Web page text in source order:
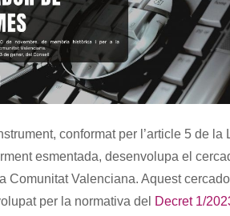
conformat per l’article 5 de la
esmentada, desenvolupa el
Comunitat Valenciana. Aquest
per la normativa del Decret 1/